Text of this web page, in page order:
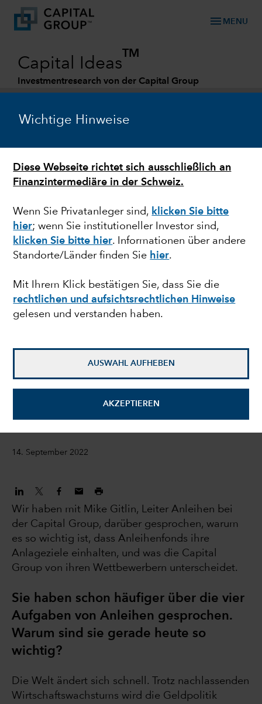
Wichtige Hinweise
Diese Webseite richtet sich ausschließlich an
Finanzintermediäre in der Schweiz.
Wenn Sie Privatanleger sind, klicken Sie bitte
hier; wenn Sie institutioneller Investor sind,
klicken Sie bitte hier. Informationen über andere
Standorte/Länder finden Sie hier.
Mit Ihrem Klick bestätigen Sie, dass Sie die
rechtlichen und aufsichtsrechtlichen Hinweise
gelesen und verstanden haben.
AUSWAHL AUFHEBEN
AKZEPTIEREN
menu MENU
Capital Ideas
TM
Investmentresearch von der Capital Group
ANLEIHEN
Anleihen bei der
Capital Group:
Berechenbare
Überraschungen
14. September 2022
Wir haben mit Mike Gitlin, Leiter Anleihen bei
der Capital Group, darüber gesprochen, warum
es so wichtig ist, dass Anleihenfonds ihre
Anlageziele einhalten, und was die Capital
Group von ihren Wettbewerbern unterscheidet.
Sie haben schon häufiger über die vier
Aufgaben von Anleihen gesprochen.
Warum sind sie gerade heute so
wichtig?
Die Welt ändert sich schnell. Trotz nachlassenden
Wirtschaftswachstums wird die Geldpolitik